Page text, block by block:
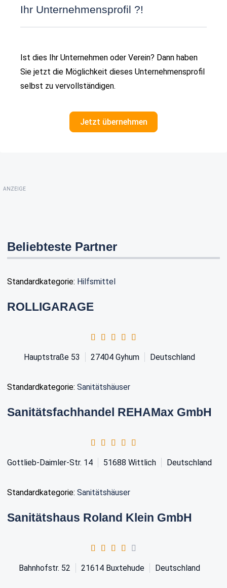
Ihr Unternehmensprofil ?!
Ist dies Ihr Unternehmen oder Verein? Dann haben
Sie jetzt die Möglichkeit dieses Unternehmensprofil
selbst zu vervollständigen.
Jetzt übernehmen
ANZEIGE
Beliebteste Partner
Standardkategorie: Hilfsmittel
ROLLIGARAGE
Hauptstraße 53 27404 Gyhum Deutschland
Standardkategorie: Sanitätshäuser
Sanitätsfachhandel REHAMax GmbH
Gottlieb-Daimler-Str. 14 51688 Wittlich Deutschland
Standardkategorie: Sanitätshäuser
Sanitätshaus Roland Klein GmbH
Bahnhofstr. 52 21614 Buxtehude Deutschland